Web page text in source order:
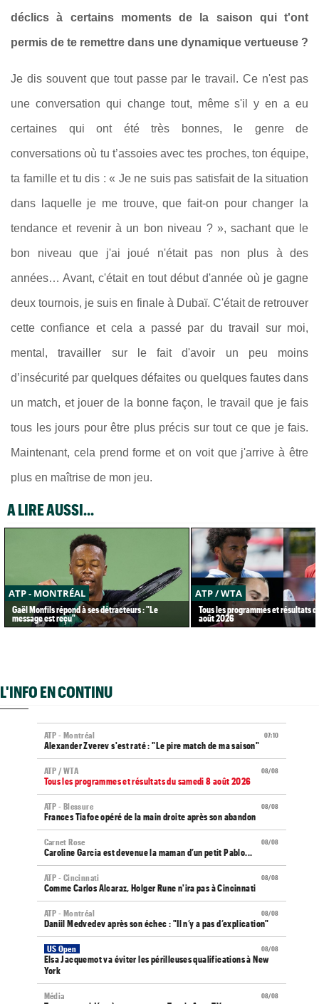
déclics à certains moments de la saison qui t'ont
permis de te remettre dans une dynamique vertueuse ?
Je dis souvent que tout passe par le travail. Ce n'est pas
une conversation qui change tout, même s'il y en a eu
certaines qui ont été très bonnes, le genre de
conversations où tu t’assoies avec tes proches, ton équipe,
ta famille et tu dis : « Je ne suis pas satisfait de la situation
dans laquelle je me trouve, que fait-on pour changer la
tendance et revenir à un bon niveau ? », sachant que le
bon niveau que j'ai joué n'était pas non plus à des
années… Avant, c'était en tout début d'année où je gagne
deux tournois, je suis en finale à Dubaï. C'était de retrouver
cette confiance et cela a passé par du travail sur moi,
mental, travailler sur le fait d'avoir un peu moins
d’insécurité par quelques défaites ou quelques fautes dans
un match, et jouer de la bonne façon, le travail que je fais
tous les jours pour être plus précis sur tout ce que je fais.
Maintenant, cela prend forme et on voit que j'arrive à être
plus en maîtrise de mon jeu.
A LIRE AUSSI...
ATP - MONTRÉAL
Gaël Monfils répond à ses détracteurs : "Le
message est reçu"
ATP / WTA
Tous les programmes et résultats
août 2026
L'INFO EN CONTINU
07:10
ATP - Montréal
Alexander Zverev s'est raté : "Le pire match de ma saison"
08/08
ATP / WTA
Tous les programmes et résultats du samedi 8 août 2026
08/08
ATP - Blessure
Frances Tiafoe opéré de la main droite après son abandon
08/08
Carnet Rose
Caroline Garcia est devenue la maman d’un petit Pablo...
08/08
ATP - Cincinnati
Comme Carlos Alcaraz, Holger Rune n'ira pas à Cincinnati
08/08
ATP - Montréal
Daniil Medvedev après son échec : "Il n’y a pas d’explication"
08/08
US Open
Elsa Jacquemot va éviter les périlleuses qualifications à New
York
08/08
Média